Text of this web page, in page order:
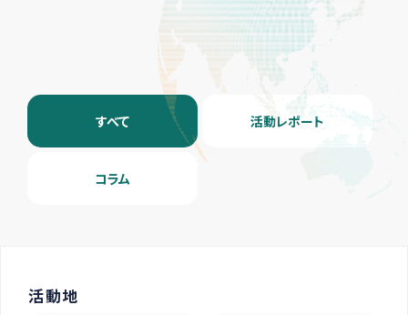
すべて 活動レポート
コラム
活動地